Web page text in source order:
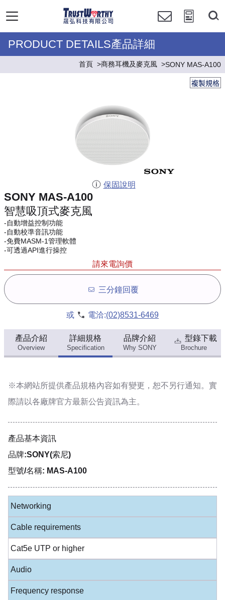
PRODUCT DETAILS產品詳細
首頁 商務耳機及麥克風 SONY MAS-A100
複製規格
保固說明
SONY MAS-A100
智慧吸頂式麥克風
-自動增益控制功能
-自動校準音訊功能
-免費MASM-1管理軟體
-可透過API進行操控
請來電詢價
三分鐘回覆
或 電洽:(02)8531-6469
產品介紹
Overview
詳細規格
Specification
品牌介紹
Why SONY
型錄下載
Brochure
※本網站所提供產品規格內容如有變更，恕不另行通知。實
際請以各廠牌官方最新公告資訊為主。
產品基本資訊
品牌:SONY(索尼)
型號/名稱: MAS-A100
Networking
Cable requirements
Cat5e UTP or higher
Audio
Frequency response